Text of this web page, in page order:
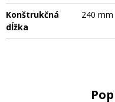
Konštrukčná
dĺžka
240 mm